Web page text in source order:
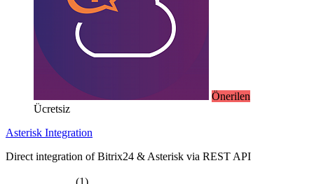
Önerilen
Ücretsiz
Asterisk Integration
Direct integration of Bitrix24 & Asterisk via REST API